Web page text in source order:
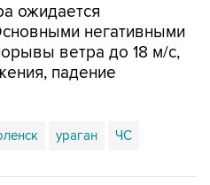
ожидается
негативными
ветра до 18 м/с,
падение
ураган ЧС